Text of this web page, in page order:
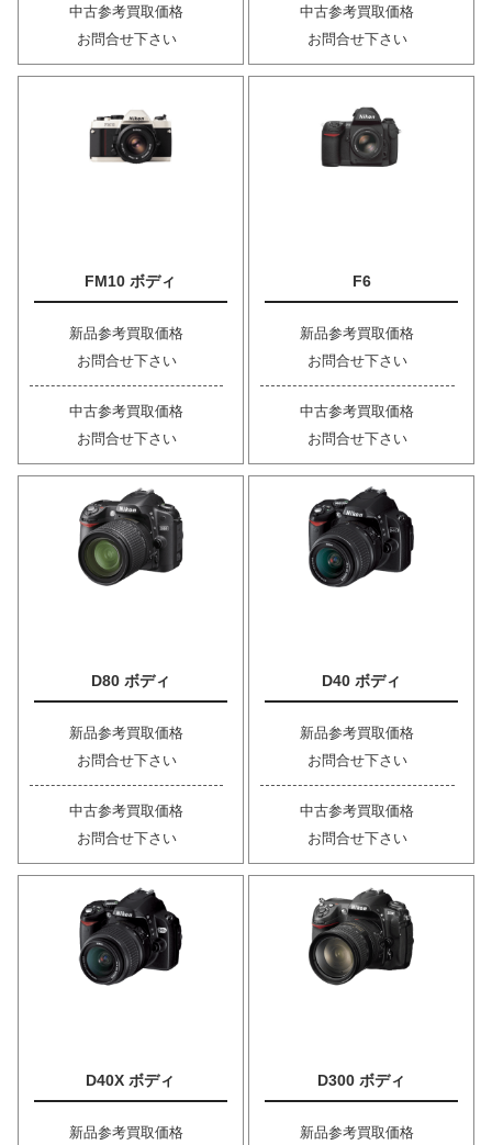
中古参考買取価格
お問合せ下さい
中古参考買取価格
お問合せ下さい
FM10 ボディ
新品参考買取価格
お問合せ下さい
中古参考買取価格
お問合せ下さい
F6
新品参考買取価格
お問合せ下さい
中古参考買取価格
お問合せ下さい
D80 ボディ
新品参考買取価格
お問合せ下さい
中古参考買取価格
お問合せ下さい
D40 ボディ
新品参考買取価格
お問合せ下さい
中古参考買取価格
お問合せ下さい
D40X ボディ
新品参考買取価格
D300 ボディ
新品参考買取価格